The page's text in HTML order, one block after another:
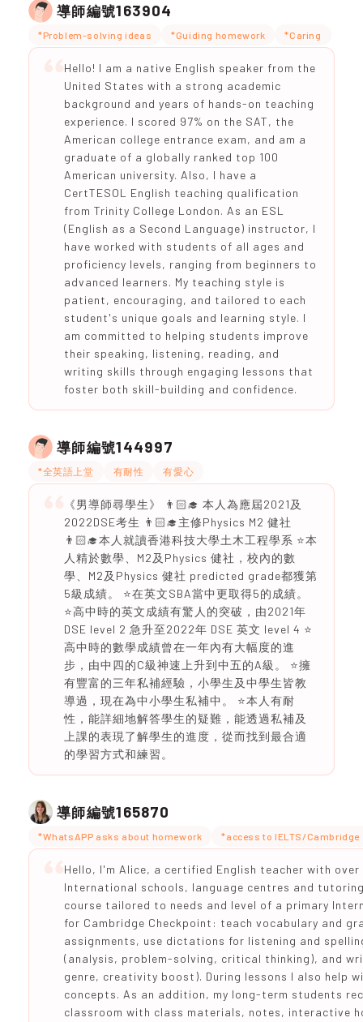
導師編號163904
*Problem-solving ideas *Guiding homework *Caring
Hello! I am a native English speaker from the
United States with a strong academic
background and years of hands-on teaching
experience. I scored 97% on the SAT, the
American college entrance exam, and am a
graduate of a globally ranked top 100
American university. Also, I have a
CertTESOL English teaching qualification
from Trinity College London. As an ESL
(English as a Second Language) instructor, I
have worked with students of all ages and
proficiency levels, ranging from beginners to
advanced learners. My teaching style is
patient, encouraging, and tailored to each
student's unique goals and learning style. I
am committed to helping students improve
their speaking, listening, reading, and
writing skills through engaging lessons that
foster both skill-building and confidence.
導師編號144997
*全英語上堂 有耐性 有愛心
《男導師尋學生》 👨🏻‍🎓 本人為應屆2021及
2022DSE考生 👨🏻‍🎓主修Physics M2 健社
👨🏻‍🎓本人就讀香港科技大學土木工程學系 ⭐️本
人精於數學、M2及Physics 健社，校內的數
學、M2及Physics 健社 predicted grade都獲第
5級成績。 ⭐️在英文SBA當中更取得5的成績。
⭐️高中時的英文成績有驚人的突破，由2021年
DSE level 2 急升至2022年 DSE 英文 level 4 ⭐️
高中時的數學成績曾在一年內有大幅度的進
步，由中四的C級神速上升到中五的A級。 ⭐️擁
有豐富的三年私補經驗，小學生及中學生皆教
導過，現在為中小學生私補中。 ⭐️本人有耐
性，能詳細地解答學生的疑難，能透過私補及
上課的表現了解學生的進度，從而找到最合適
的學習方式和練習。
導師編號165870
*WhatsAPP asks about homework *access to IELTS/
Hello, I'm Alice, a certified English teacher with over
International schools, language centres and
course tailored to needs and level of a primary
for Cambridge Checkpoint: teach vocabulary and
assignments, use dictations for listening and
(analysis, problem-solving, critical thinking), and
genre, creativity boost). During lessons I also help
concepts. As an addition, my long-term students
classroom with class materials, notes, interactive